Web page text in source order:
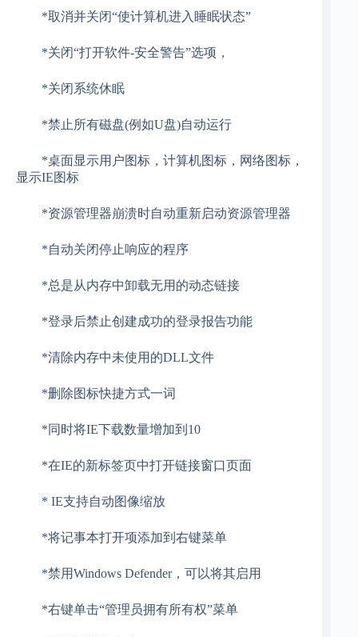
*取消并关闭“使计算机进入睡眠状态”
*关闭“打开软件-安全警告”选项，
*关闭系统休眠
*禁止所有磁盘(例如U盘)自动运行
*桌面显示用户图标，计算机图标，网络图标，
显示IE图标
*资源管理器崩溃时自动重新启动资源管理器
*自动关闭停止响应的程序
*总是从内存中卸载无用的动态链接
*登录后禁止创建成功的登录报告功能
*清除内存中未使用的DLL文件
*删除图标快捷方式一词
*同时将IE下载数量增加到10
*在IE的新标签页中打开链接窗口页面
* IE支持自动图像缩放
*将记事本打开项添加到右键菜单
*禁用Windows Defender，可以将其启用
*右键单击“管理员拥有所有权”菜单